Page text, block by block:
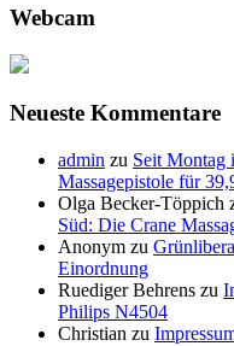
Webcam
Neueste Kommentare
admin zu Seit Montag
Massagepistole für
Olga Becker-Töppich
Süd: Die Crane
Anonym zu
Einordnung
Ruediger Behrens zu
Philips N4504
Christian zu